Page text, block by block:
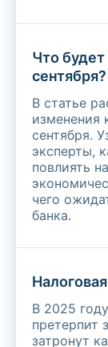
Что
сентября?
В статье
изменения
сентября.
эксперты,
повлиять
чего
банка.
В 2025
претерпит
затронут